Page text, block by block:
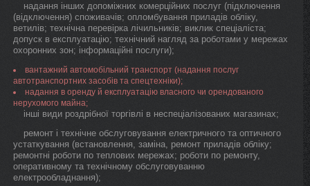
надання інших допоміжних комерційних послуг (підключення
(відключення) споживачів; опломбування приладів обліку,
ветилів; технічна перевірка лічильників; виклик спеціаліста;
допуск в експлуатацію; технічний нагляд за роботами у мережах
охоронних зон; інформаційні послуги);
вантажний автомобільний транспорт (надання послуг
автотранспортних засобів та спецтехніки);
надання в оренду й експлуатацію власного чи орендованого
нерухомого майна;
інші види роздрібної торгівлі в неспеціалізованих магазинах;
ремонт і технічне обслуговування електричного та оптичного
устаткування (встановлення, заміна, ремонт приладів обліку;
ремонтні роботи по теплових мережах; роботи по ремонту,
оперативному та технічному обслуговуванню
електрообладнання);